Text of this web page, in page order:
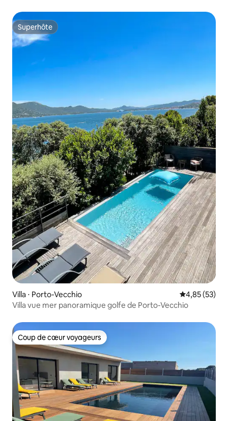
Superhôte
Superhôte
Villa ⋅ Porto-Vecchio Évaluation
4,85 (53)
Villa vue mer panoramique golfe de Porto-Vecchio
Coup de cœur voyageurs
Coup de cœur voyageurs